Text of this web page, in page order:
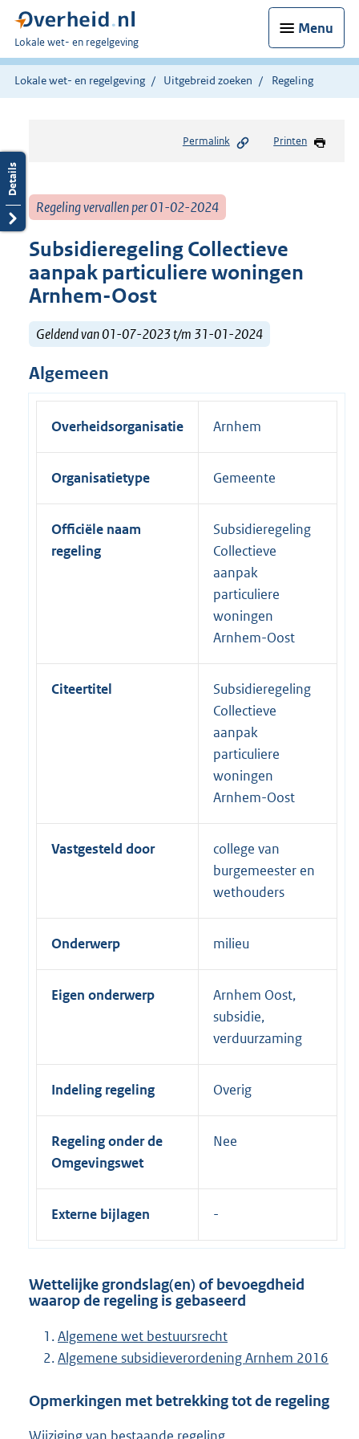
Menu
U
bent
hier:
Lokale wet- en regelgeving
Lokale wet- en regelgeving Uitgebreid zoeken Regeling
Permalink Printen
Regeling vervallen per 01-02-2024
Subsidieregeling Collectieve
aanpak particuliere woningen
Arnhem-Oost
Geldend van 01-07-2023 t/m 31-01-2024
Algemeen
Overheidsorganisatie Arnhem
Organisatietype Gemeente
Officiële naam
regeling
Subsidieregeling
Collectieve
aanpak
particuliere
woningen
Arnhem-Oost
Citeertitel
Subsidieregeling
Collectieve
aanpak
particuliere
woningen
Arnhem-Oost
Vastgesteld door
college van
burgemeester en
wethouders
Onderwerp milieu
Eigen onderwerp
Arnhem Oost,
subsidie,
verduurzaming
Indeling regeling Overig
Regeling onder de
Omgevingswet
Nee
Externe bijlagen
Wettelijke grondslag(en) of bevoegdheid
waarop de regeling is gebaseerd
Algemene wet bestuursrecht
Algemene subsidieverordening Arnhem 2016
Opmerkingen met betrekking tot de regeling